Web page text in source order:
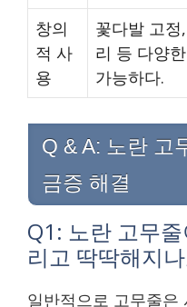
창의
적 사
용
꽃다발 고
리 등 다양
가능하다.
Q & A: 노란 고
금증 해결
Q1: 노란 고무
리고 딱딱해지
일반적으로 고무줄은